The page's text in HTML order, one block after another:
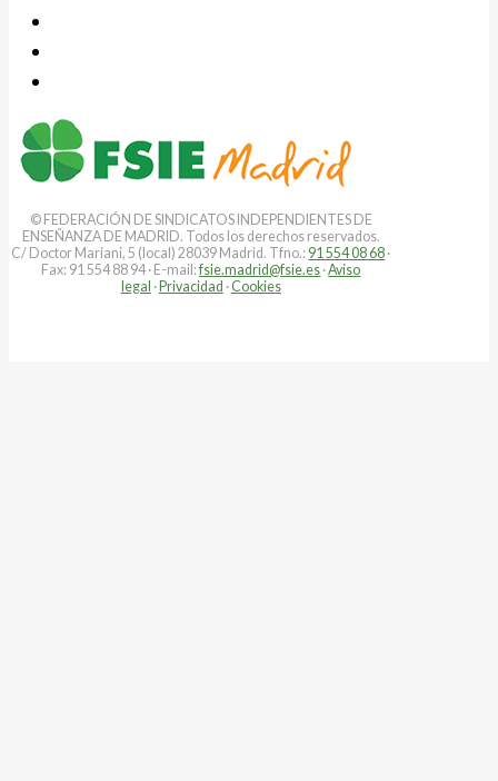
© FEDERACIÓN DE SINDICATOS INDEPENDIENTES DE
ENSEÑANZA DE MADRID. Todos los derechos reservados.
C/ Doctor Mariani, 5 (local) 28039 Madrid. Tfno.: 91 554 08 68 ·
Fax: 91 554 88 94 · E-mail:fsie.madrid@fsie.es ·Aviso
legal ·Privacidad · Cookies